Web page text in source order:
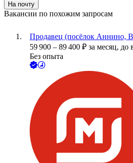
На почту
Вакансии по похожим запросам
Продавец (посёлок Аннино,
59 900 – 89 400 ₽ за месяц, до
Без опыта